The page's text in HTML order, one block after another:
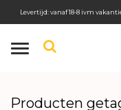
Toggle
Levertijd: vanaf 18-8 ivm
Producten